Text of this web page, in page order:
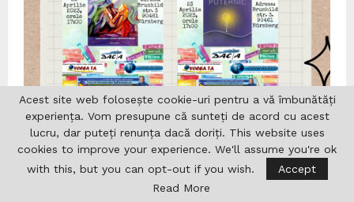
Lansare de carte la Centrul Cultural romȃno-
moldo-german de Integrare „Dumitru Dorin
Prunariu” din Nürnberg
Acest site web folosește cookie-uri pentru a vă îmbunătăți
experiența. Vom presupune că sunteți de acord cu acest
lucru, dar puteți renunța dacă doriți. This website uses
cookies to improve your experience. We'll assume you're ok
with this, but you can opt-out if you wish.
Accept
Read More